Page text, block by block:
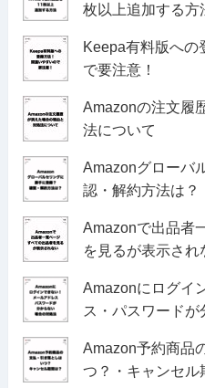
枚以上追加する方
Keepa有料版への
で要注意！
Amazonの注文履
法について
Amazonグローバ
認・解約方法は？
Amazonで出品者
を見るが表示され
Amazonにログイ
ス・パスワード
Amazon予約商品
つ？・キャンセル